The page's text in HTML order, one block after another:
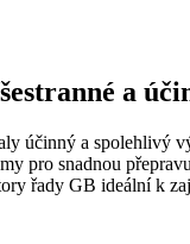
a
účinný a spolehlivý
pro snadnou
řady GB ideální k